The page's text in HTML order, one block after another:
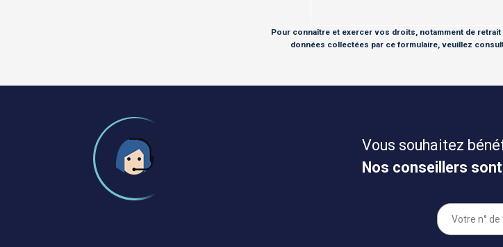
Pour connaître et exercer vos droits, notamment de
données collectées par ce formulaire, veuillez
Vous souhaitez
Nos conseillers